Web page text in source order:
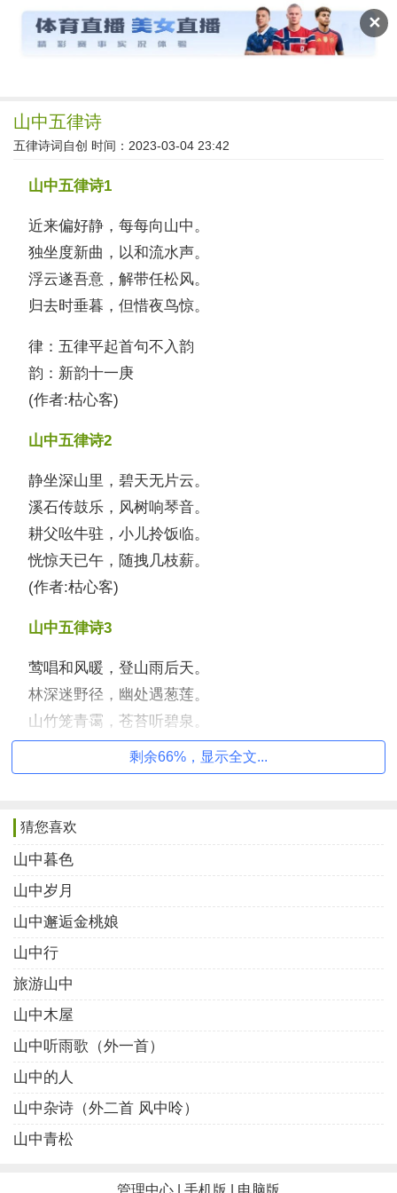
✕
读文斋
山中五律诗
五律诗词自创 时间：2023-03-04 23:42
山中五律诗1
近来偏好静，每每向山中。
独坐度新曲，以和流水声。
浮云遂吾意，解带任松风。
归去时垂暮，但惜夜鸟惊。
律：五律平起首句不入韵
韵：新韵十一庚
(作者:枯心客)
山中五律诗2
静坐深山里，碧天无片云。
溪石传鼓乐，风树响琴音。
耕父吆牛驻，小儿拎饭临。
恍惊天已午，随拽几枝薪。
(作者:枯心客)
山中五律诗3
莺唱和风暖，登山雨后天。
林深迷野径，幽处遇葱莲。
山竹笼青霭，苍苔听碧泉。
小亭人独坐，斜照影悠然。
(作者:洮湖望月)
群龙盘翠玉，溪瘦楚林肥。
斫拐三山妒，披荆一径归。
寺迥蔷薇媚，谁言是与非？
(作者:刘李)
隼鸟穿林去，猿猱荡枯危。
芒鞋缓踏处，竹杖尽出时。
(作者:无欲)
剩余66%，显示全文...
猜您喜欢
山中暮色
山中岁月
山中邂逅金桃娘
山中行
旅游山中
山中木屋
山中听雨歌（外一首）
山中的人
山中杂诗（外二首 风中呤）
山中青松
管理中心 手机版 电脑版